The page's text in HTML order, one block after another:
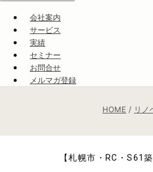
会社案内
サービス
実績
セミナー
お問合せ
メルマガ登録
HOME / リノ
【札幌市・RC・S61